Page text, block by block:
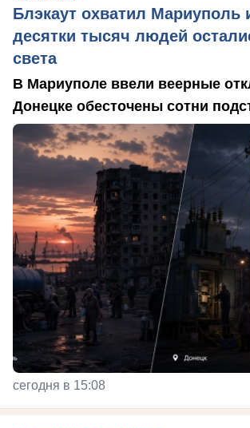
Блэкаут охватил Мариуполь
десятки тысяч людей
света
В Мариуполе ввели веерные
Донецке обесточены сотни
сегодня в 15:08